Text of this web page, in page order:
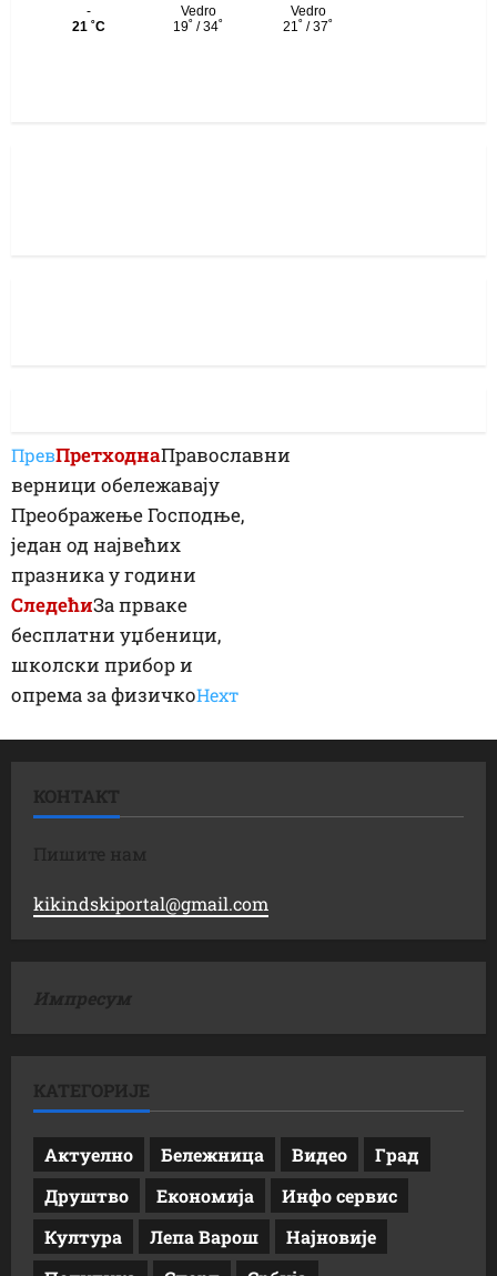
ПревПретходнаПравославни
верници обележавају
Преображење Господње,
један од највећих
празника у години
СледећиЗа прваке
бесплатни уџбеници,
школски прибор и
опрема за физичкоНеxт
КОНТАКТ
Пишите нам
kikindskiportal@gmail.com
Импресум
КАТЕГОРИЈЕ
Актуелно Бележница Видео
Град
Друштво
Економија
Инфо сервис
Култура
Лепа Варош
Најновије